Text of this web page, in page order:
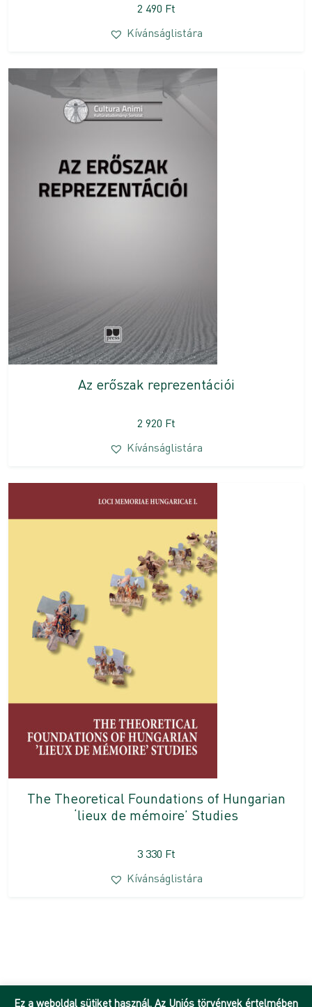
2 490 Ft
Kívánságlistára
Az erőszak reprezentációi
2 920 Ft
Kívánságlistára
The Theoretical Foundations of Hungarian
‘lieux de mémoire’ Studies
3 330 Ft
Kívánságlistára
Ez a weboldal sütiket használ. Az Uniós törvények értelmében